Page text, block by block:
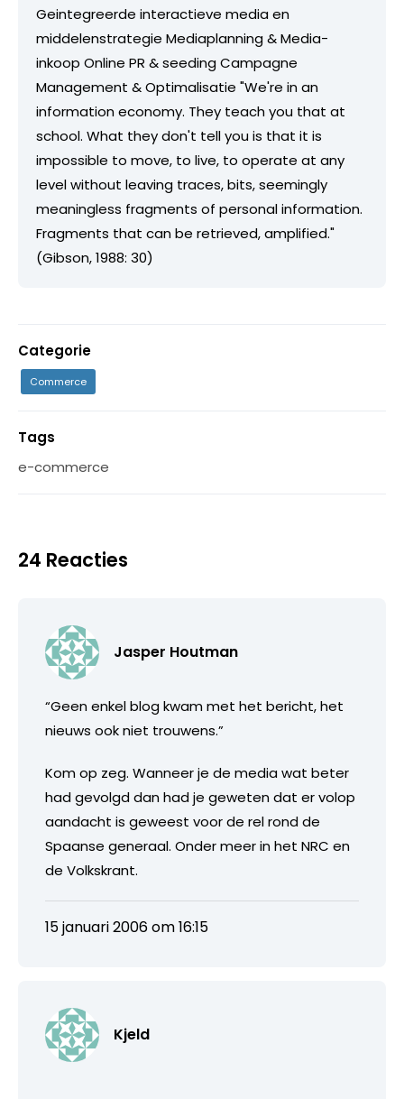
Geintegreerde interactieve media en
middelenstrategie Mediaplanning & Media-
inkoop Online PR & seeding Campagne
Management & Optimalisatie "We're in an
information economy. They teach you that at
school. What they don't tell you is that it is
impossible to move, to live, to operate at any
level without leaving traces, bits, seemingly
meaningless fragments of personal information.
Fragments that can be retrieved, amplified."
(Gibson, 1988: 30)
Categorie
Commerce
Tags
e-commerce
24 Reacties
Jasper Houtman
“Geen enkel blog kwam met het bericht, het
nieuws ook niet trouwens.”
Kom op zeg. Wanneer je de media wat beter
had gevolgd dan had je geweten dat er volop
aandacht is geweest voor de rel rond de
Spaanse generaal. Onder meer in het NRC en
de Volkskrant.
15 januari 2006 om 16:15
Kjeld